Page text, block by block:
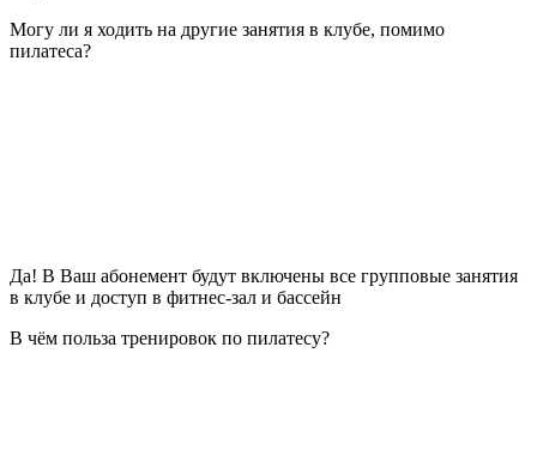
Могу ли я ходить на другие занятия в клубе, помимо
пилатеса?
Да! В Ваш абонемент будут включены все групповые занятия
в клубе и доступ в фитнес-зал и бассейн
В чём польза тренировок по пилатесу?